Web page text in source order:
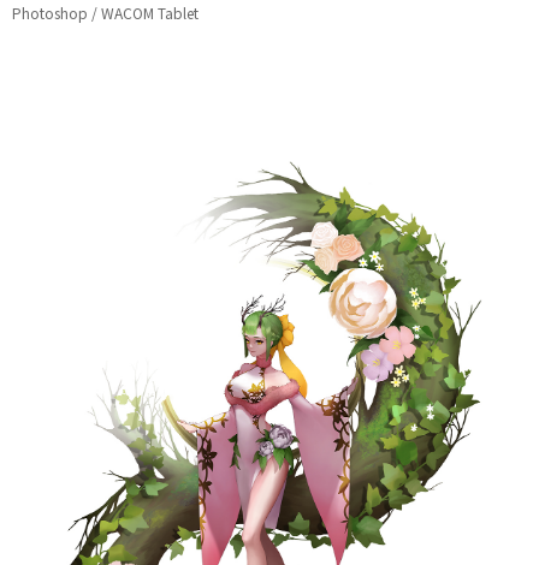
Photoshop / WACOM Tablet